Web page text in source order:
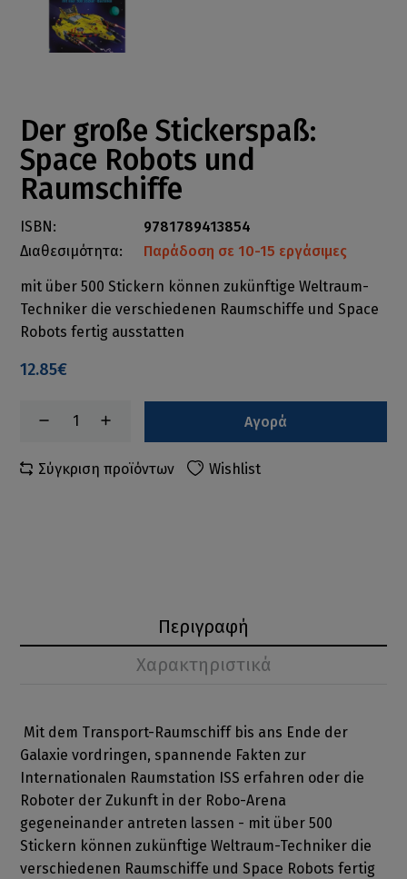
Der große Stickerspaß:
Space Robots und
Raumschiffe
ISBN:
9781789413854
Διαθεσιμότητα:
Παράδοση σε 10-15 εργάσιμες
mit über 500 Stickern können zukünftige Weltraum-
Techniker die verschiedenen Raumschiffe und Space
Robots fertig ausstatten
12.85€
Αγορά
Σύγκριση προϊόντων Wishlist
Περιγραφή
Χαρακτηριστικά
Mit dem Transport-Raumschiff bis ans Ende der
Galaxie vordringen, spannende Fakten zur
Internationalen Raumstation ISS erfahren oder die
Roboter der Zukunft in der Robo-Arena
gegeneinander antreten lassen - mit über 500
Stickern können zukünftige Weltraum-Techniker die
verschiedenen Raumschiffe und Space Robots fertig